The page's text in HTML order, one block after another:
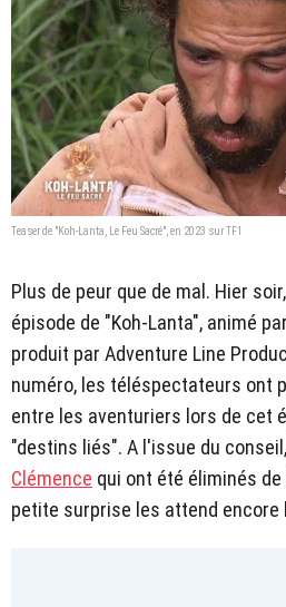
Teaser de "Koh-Lanta, Le Feu Sacré", en 2023 sur TF1
Plus de peur que de mal. Hier
épisode de "Koh-Lanta", animé
produit par Adventure Line
numéro, les téléspectateurs ont
entre les aventuriers lors de cet
"destins liés". A l'issue du
Clémence qui ont été éliminés
petite surprise les attend encore